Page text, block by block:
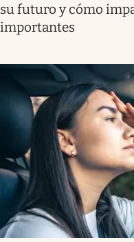
su futuro y cómo
importantes